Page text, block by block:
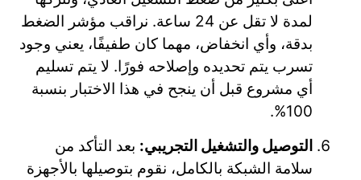
لمدة لا تقل عن 24 ساعة. نراقب مؤشر الضغط
بدقة، وأي انخفاض، مهما كان طفيفًا، يعني وجود
تسرب يتم تحديده وإصلاحه فورًا. لا يتم تسليم
أي مشروع قبل أن ينجح في هذا الاختبار بنسبة
100%.
التوصيل والتشغيل التجريبي: بعد التأكد من
سلامة الشبكة بالكامل، نقوم بتوصيلها بالأجهزة